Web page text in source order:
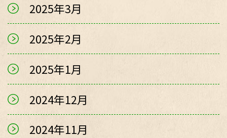
2025年3月
2025年2月
2025年1月
2024年12月
2024年11月